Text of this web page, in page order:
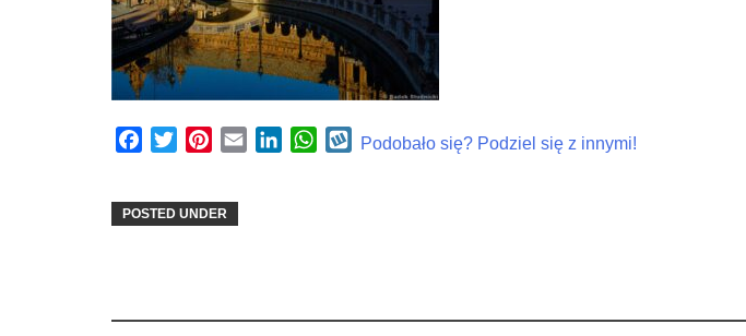
Facebook
TwitterPinterest
Email LinkedInWhatsApp
Wykop
Podobało się? Podziel się z innymi!
POSTED UNDER